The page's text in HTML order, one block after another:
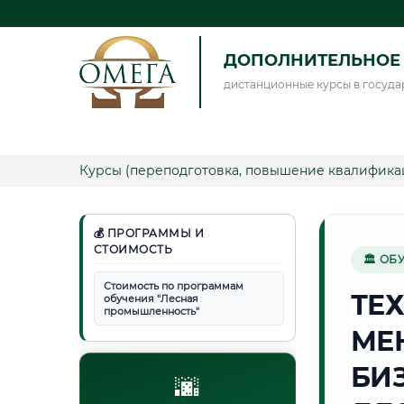
дистанционные курсы в
Курсы (переподготовка, повышение
💰 ПРОГРАММЫ И
СТОИМОСТЬ
Стоимость по программам
обучения "Лесная
промышленность"
🌆
🏛